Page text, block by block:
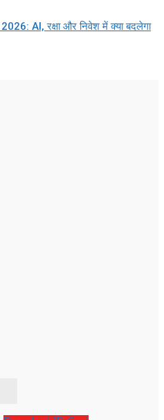
2026: AI, रक्षा और निवेश में क्या बदलेगा